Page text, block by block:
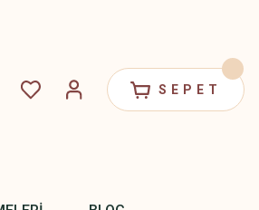
SEPET